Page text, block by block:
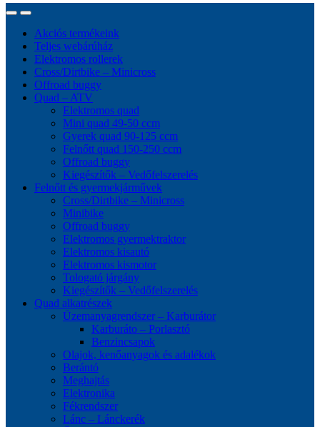
Akciós termékeink
Teljes webárúház
Elektromos rollerek
Cross/Dirtbike – Minicross
Offroad buggy
Quad – ATV
Elektromos quad
Mini quad 49-50 ccm
Gyerek quad 90-125 ccm
Felnőtt quad 150-250 ccm
Offroad buggy
Kiegészítők – Vedőfelszerelés
Felnőtt és gyermekjárművek
Cross/Dirtbike – Minicross
Minibike
Offroad buggy
Elektromos gyermektraktor
Elektromos kisautó
Elektromos kismotor
Tologató járgány
Kiegészítők – Vedőfelszerelés
Quad alkatrészek
Üzemanyagrendszer – Karburátor
Karburáto – Porlasztó
Benzincsapok
Olajok, kenőanyagok és adalékok
Berántó
Meghajtás
Elektronika
Fékrendszer
Lánc – Lánckerék